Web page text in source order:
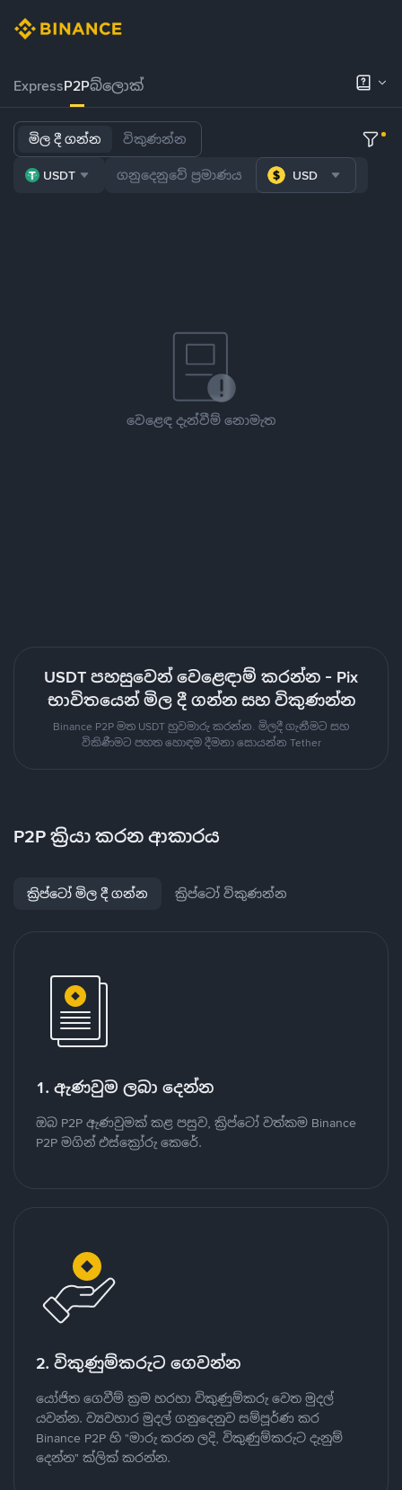
ExpressP2Pබ්ලොක්
මිල දී ගන්න විකුණන්න
USDT USD
වෙළෙඳ දැන්වීම් නොමැත
USDT පහසුවෙන් වෙළෙඳාම් කරන්න - Pix
භාවිතයෙන් මිල දී ගන්න සහ විකුණන්න
Binance P2P මත USDT හුවමාරු කරන්න. මිලදී ගැනීමට සහ
විකිණීමට පහත හොඳම දීමනා සොයන්න Tether
P2P ක්‍රියා කරන ආකාරය
ක්‍රිප්ටෝ මිල දී ගන්න ක්‍රිප්ටෝ විකුණන්න
1. ඇණවුම ලබා දෙන්න
ඔබ P2P ඇණවුමක් කළ පසුව, ක්‍රිප්ටෝ වත්කම Binance
P2P මගින් එස්ක්‍රෝරු කෙරේ.
2. විකුණුම්කරුට ගෙවන්න
යෝජිත ගෙවීම් ක්‍රම හරහා විකුණුම්කරු වෙත මුදල්
යවන්න. ව්‍යවහාර මුදල් ගනුදෙනුව සම්පූර්ණ කර
Binance P2P හි "මාරු කරන ලදි, විකුණුම්කරුට දැනුම්
දෙන්න" ක්ලික් කරන්න.